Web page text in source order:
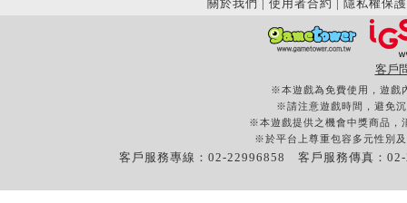
關於我們 | 使用者合約 | 隱私權保護
客戶
※本遊戲為免費使用，遊戲
※請注意遊戲時間，避免
※本遊戲提供之機會中獎商品，
※於平台上尊重包容多元性別
客戶服務專線：02-22996858 客戶服務傳真：